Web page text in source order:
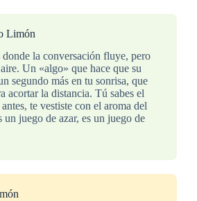
Limón
donde la conversación fluye, pero
Un «algo» que hace que su
segundo más en tu sonrisa, que
acortar la distancia. Tú sabes el
te vestiste con el aroma del
juego de azar, es un juego de